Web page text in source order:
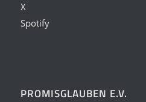
X
Spotify
PROMISGLAUBEN E.V.